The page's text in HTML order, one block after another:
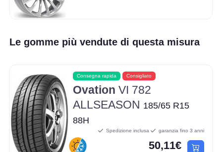
Le gomme più vendute di questa misura
Consegna rapida Consigliato
Ovation VI 782
ALLSEASON 185/65 R15
88H
Spedizione inclusa garanzia fino 3 anni
50,11€